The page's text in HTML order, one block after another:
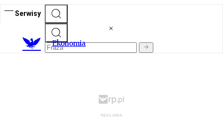
Serwisy
Ekonomia